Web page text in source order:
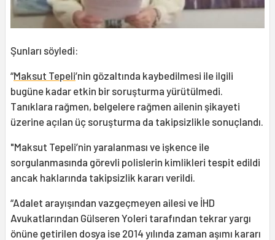
Şunları söyledi:
“Maksut Tepeli’nin gözaltında kaybedilmesi ile ilgili
bugüne kadar etkin bir soruşturma yürütülmedi.
Tanıklara rağmen, belgelere rağmen ailenin şikayeti
üzerine açılan üç soruşturma da takipsizlikle sonuçlandı.
"Maksut Tepeli’nin yaralanması ve işkence ile
sorgulanmasında görevli polislerin kimlikleri tespit edildi
ancak haklarında takipsizlik kararı verildi.
“Adalet arayışından vazgeçmeyen ailesi ve İHD
Avukatlarından Gülseren Yoleri tarafından tekrar yargı
önüne getirilen dosya ise 2014 yılında zaman aşımı kararı